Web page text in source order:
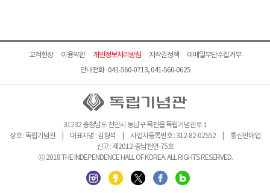
고객헌장 이용약관 개인정보처리방침 저작권정책
이메일무단수집거부
안내전화 041-560-0713, 041-560-0625
31232 충청남도 천안시 동남구 목천읍 독립기념관로 1
상호 : 독립기념관 | 대표자명 : 김형석 | 사업자등록번호 : 312-82-02552 | 통신판매업
신고 : 제2012-충남천안-75호
ⓒ 2018 THE INDEPENDENCE HALL OF KOREA. ALL RIGHTS RESERVED.